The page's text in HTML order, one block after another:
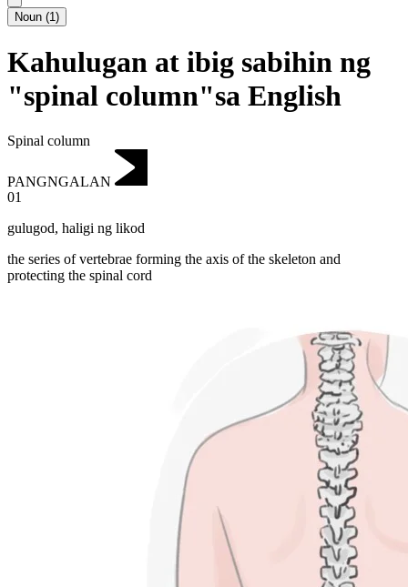
Noun (1)
Kahulugan at ibig sabihin ng
"spinal column"sa English
Spinal column
PANGNGALAN
01
gulugod, haligi ng likod
the series of vertebrae forming the axis of the skeleton and
protecting the spinal cord